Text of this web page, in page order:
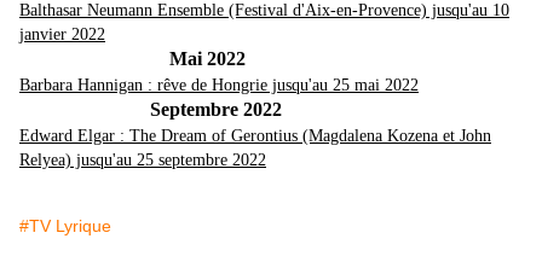
Balthasar Neumann Ensemble (Festival d'Aix-en-Provence) jusqu'au 10
janvier 2022
Mai 2022
Barbara Hannigan : rêve de Hongrie jusqu'au 25 mai 2022
Septembre 2022
Edward Elgar : The Dream of Gerontius (Magdalena Kozena et John
Relyea) jusqu'au 25 septembre 2022
#TV Lyrique